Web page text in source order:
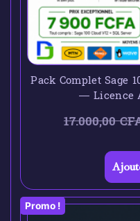
Pack Complet Sage
— Licence
17.000,00
Promo !